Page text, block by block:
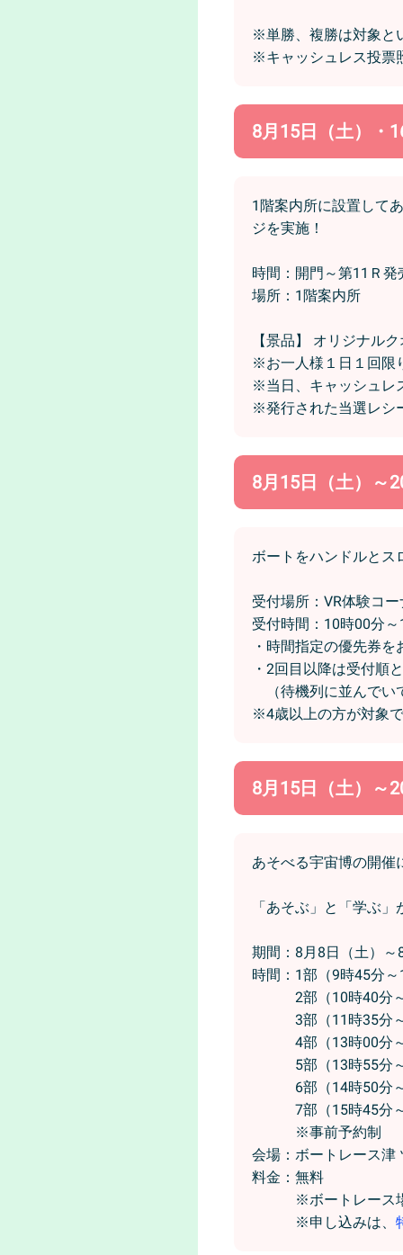
※単勝、複勝は対象と
※キャッシュレス投票
8月15日（土）・
1階案内所に設置して
ジを実施！
時間：開門～第11Ｒ
場所：1階案内所
【景品】 オリジナル
※お一人様１日１回限
※当日、キャッシュレ
※発行された当選レシ
8月15日（土）～
ボートをハンドルとス
受付場所：VR体験コ
受付時間：10時00分
・時間指定の優先券
・2回目以降は受付順
（待機列に並んでい
※4歳以上の方が対象
8月15日（土）～
あそべる宇宙博の開催
「あそぶ」と「学ぶ
期間：8月8日（土）～
時間：1部（9時45分
2部（10時40分～
3部（11時35分～
4部（13時00分～
5部（13時55分～
6部（14時50分～
7部（15時45分～
※事前予約制
会場：ボートレース津
料金：無料
※ボートレース場
※申し込みは、